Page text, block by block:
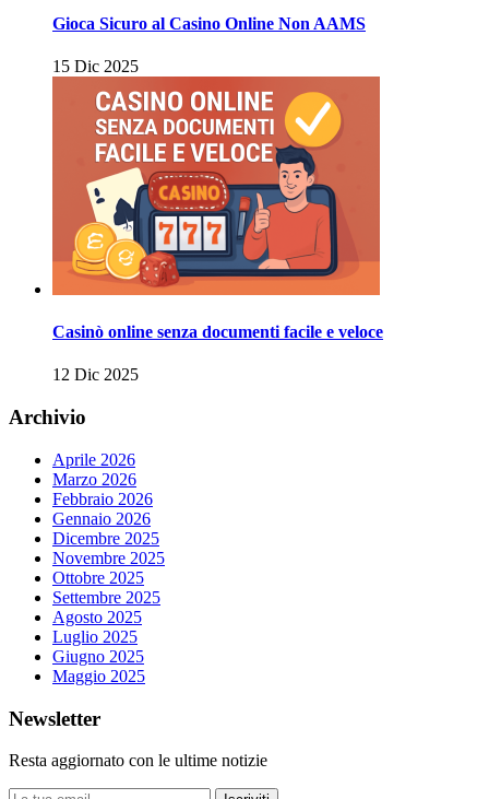
Gioca Sicuro al Casino Online Non AAMS
15 Dic 2025
Casinò online senza documenti facile e veloce
12 Dic 2025
Archivio
Aprile 2026
Marzo 2026
Febbraio 2026
Gennaio 2026
Dicembre 2025
Novembre 2025
Ottobre 2025
Settembre 2025
Agosto 2025
Luglio 2025
Giugno 2025
Maggio 2025
Newsletter
Resta aggiornato con le ultime notizie